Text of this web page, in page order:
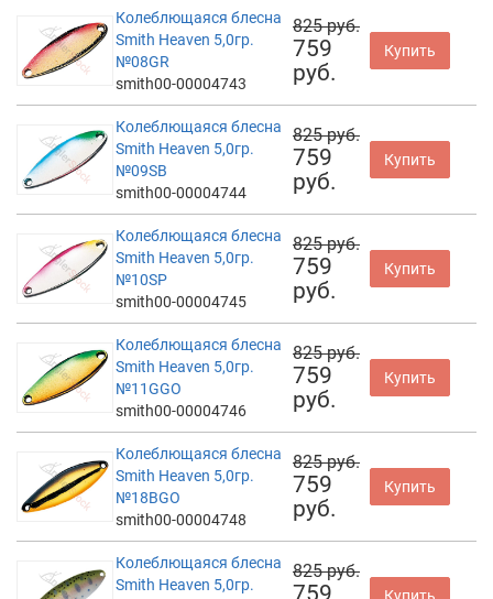
Колеблющаяся блесна
Smith Heaven 5,0гр.
№08GR
smith00-00004743
825 руб.
759
руб.
Купить
Колеблющаяся блесна
Smith Heaven 5,0гр.
№09SB
smith00-00004744
825 руб.
759
руб.
Купить
Колеблющаяся блесна
Smith Heaven 5,0гр.
№10SP
smith00-00004745
825 руб.
759
руб.
Купить
Колеблющаяся блесна
Smith Heaven 5,0гр.
№11GGO
smith00-00004746
825 руб.
759
руб.
Купить
Колеблющаяся блесна
Smith Heaven 5,0гр.
№18BGO
smith00-00004748
825 руб.
759
руб.
Купить
Колеблющаяся блесна
Smith Heaven 5,0гр.
825 руб.
759